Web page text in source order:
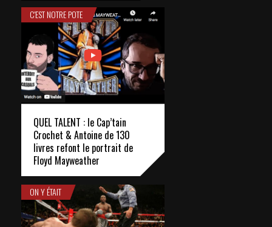
C'EST NOTRE POTE
QUEL TALENT : le Cap’tain
Crochet & Antoine de 130
livres refont le portrait de
Floyd Mayweather
ON Y ÉTAIT